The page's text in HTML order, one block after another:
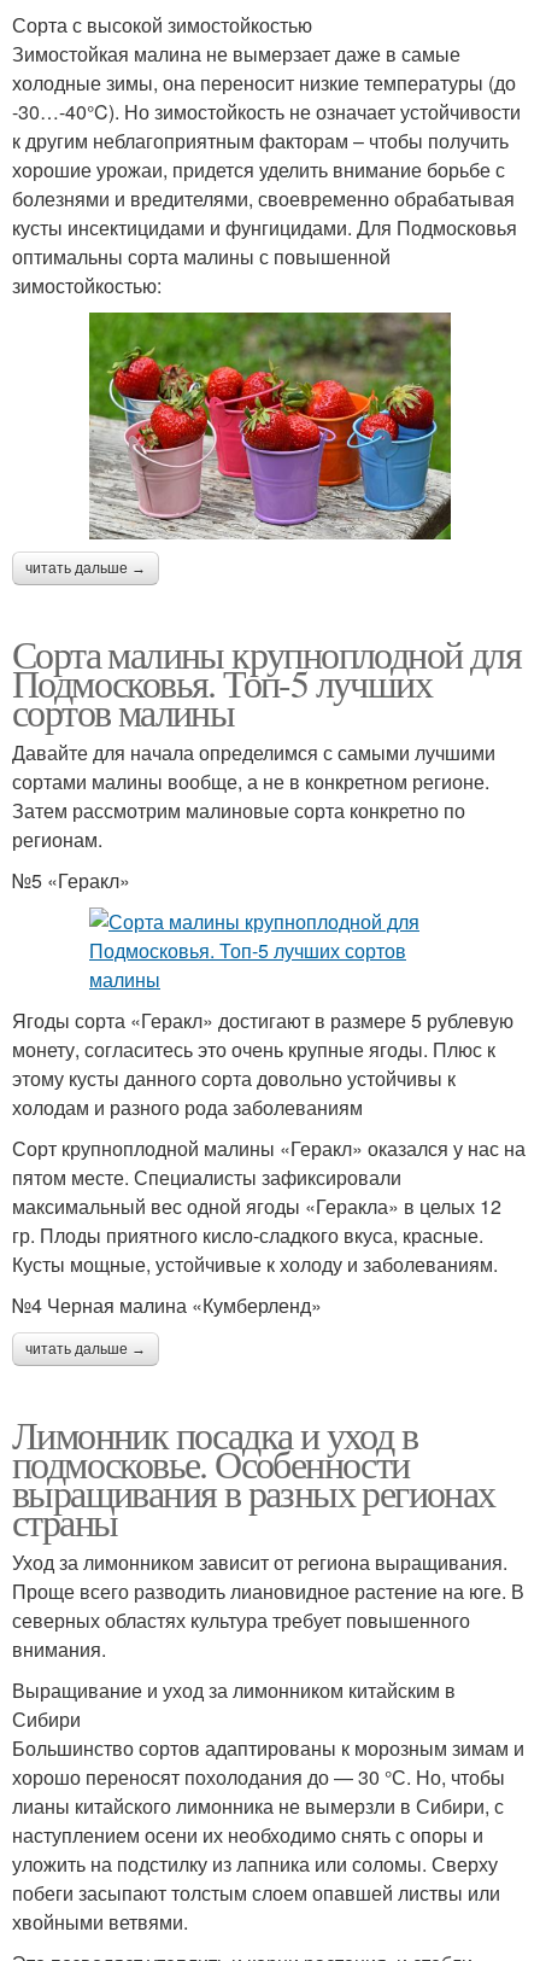
Сорта с высокой зимостойкостью
Зимостойкая малина не вымерзает даже в самые
холодные зимы, она переносит низкие температуры (до
-30…-40°C). Но зимостойкость не означает устойчивости
к другим неблагоприятным факторам – чтобы получить
хорошие урожаи, придется уделить внимание борьбе с
болезнями и вредителями, своевременно обрабатывая
кусты инсектицидами и фунгицидами. Для Подмосковья
оптимальны сорта малины с повышенной
зимостойкостью:
читать дальше →
Сорта малины крупноплодной для
Подмосковья. Топ-5 лучших
сортов малины
Давайте для начала определимся с самыми лучшими
сортами малины вообще, а не в конкретном регионе.
Затем рассмотрим малиновые сорта конкретно по
регионам.
№5 «Геракл»
Ягоды сорта «Геракл» достигают в размере 5 рублевую
монету, согласитесь это очень крупные ягоды. Плюс к
этому кусты данного сорта довольно устойчивы к
холодам и разного рода заболеваниям
Сорт крупноплодной малины «Геракл» оказался у нас на
пятом месте. Специалисты зафиксировали
максимальный вес одной ягоды «Геракла» в целых 12
гр. Плоды приятного кисло-сладкого вкуса, красные.
Кусты мощные, устойчивые к холоду и заболеваниям.
№4 Черная малина «Кумберленд»
читать дальше →
Лимонник посадка и уход в
подмосковье. Особенности
выращивания в разных регионах
страны
Уход за лимонником зависит от региона выращивания.
Проще всего разводить лиановидное растение на юге. В
северных областях культура требует повышенного
внимания.
Выращивание и уход за лимонником китайским в
Сибири
Большинство сортов адаптированы к морозным зимам и
хорошо переносят похолодания до — 30 °С. Но, чтобы
лианы китайского лимонника не вымерзли в Сибири, с
наступлением осени их необходимо снять с опоры и
уложить на подстилку из лапника или соломы. Сверху
побеги засыпают толстым слоем опавшей листвы или
хвойными ветвями.